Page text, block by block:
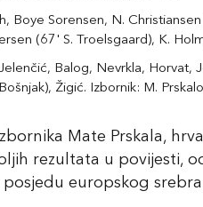
Boye Sorensen, N.
(67' S. Troelsgaard), K.
Balog, Nevrkla,
Žigić. Izbornik: M.
Mate Prskala,
rezultata u povijesti,
posjedu europskog